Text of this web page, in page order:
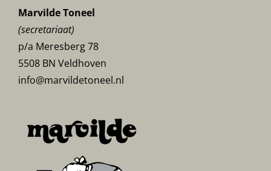
Marvilde Toneel
(secretariaat)
p/a Meresberg 78
5508 BN Veldhoven
info@marvildetoneel.nl